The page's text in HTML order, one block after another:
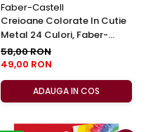
Faber-Castell
Creioane Colorate In Cutie
Metal 24 Culori, Faber-
Castell
58,00 RON
49,00 RON
ADAUGA IN COS